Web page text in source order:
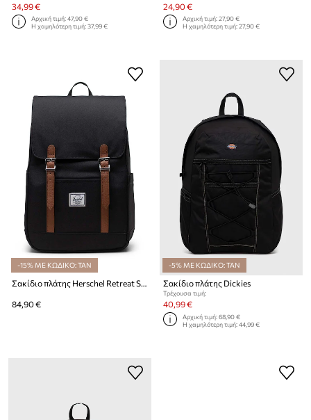
34,99 €
Αρχική τιμή:47,90 €
Η χαμηλότερη τιμή:37,99 €
24,90 €
Αρχική τιμή:27,90 €
Η χαμηλότερη τιμή:27,90 €
-15% ΜΕ ΚΩΔΙΚΟ: TAN
Σακίδιο πλάτης Herschel Retreat Small Backpack
84,90 €
-5% ΜΕ ΚΩΔΙΚΟ: TAN
Σακίδιο πλάτης Dickies
Τρέχουσα τιμή:
40,99 €
Αρχική τιμή:68,90 €
Η χαμηλότερη τιμή:44,99 €